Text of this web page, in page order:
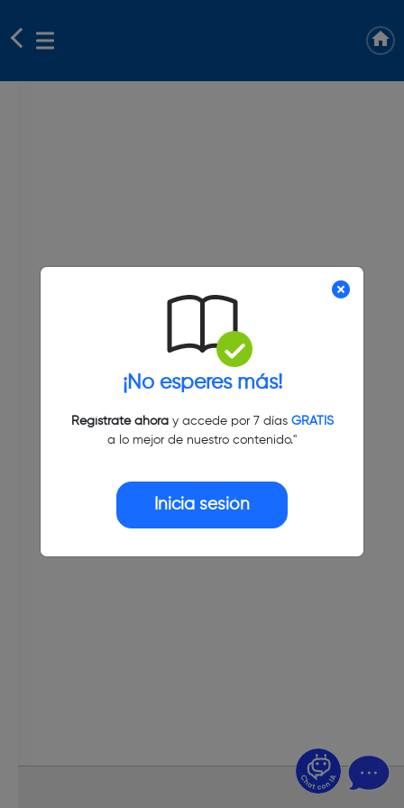
¡No esperes más!
Regístrate ahoray accede por 7 días GRATIS
a lo mejor de nuestro contenido."
Inicia sesión